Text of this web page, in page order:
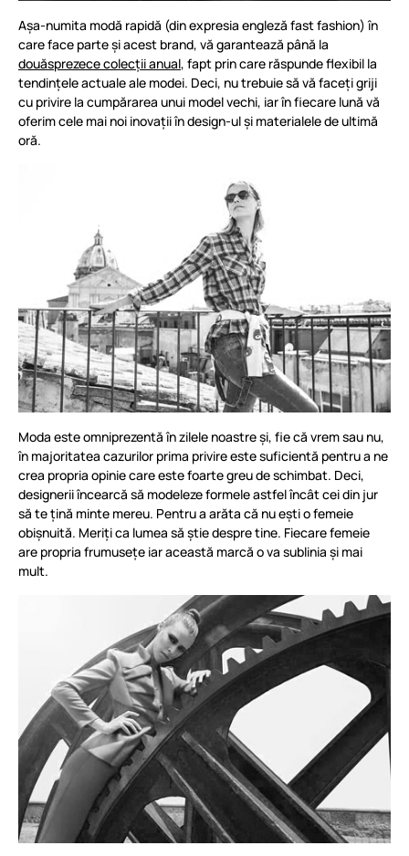
Așa-numita modă rapidă (din expresia engleză fast fashion) în
care face parte și acest brand, vă garantează până la
douăsprezece colecții anual, fapt prin care răspunde flexibil la
tendințele actuale ale modei. Deci, nu trebuie să vă faceți griji
cu privire la cumpărarea unui model vechi, iar în fiecare lună vă
oferim cele mai noi inovații în design-ul și materialele de ultimă
oră.
Moda este omniprezentă în zilele noastre și, fie că vrem sau nu,
în majoritatea cazurilor prima privire este suficientă pentru a ne
crea propria opinie care este foarte greu de schimbat. Deci,
designerii încearcă să modeleze formele astfel încât cei din jur
să te țină minte mereu. Pentru a arăta că nu ești o femeie
obișnuită. Meriți ca lumea să știe despre tine. Fiecare femeie
are propria frumusețe iar această marcă o va sublinia și mai
mult.